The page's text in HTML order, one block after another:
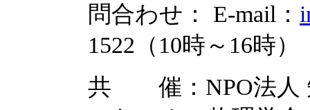
問合わせ： E-mail：
1522（10時～16時）
共 催：NPO法人